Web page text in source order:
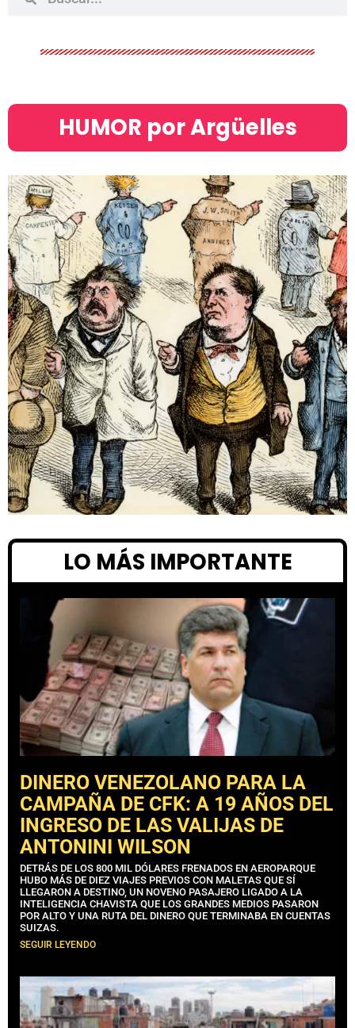
HUMOR por Argüelles​
LO MÁS IMPORTANTE
DINERO VENEZOLANO PARA LA
CAMPAÑA DE CFK: A 19 AÑOS DEL
INGRESO DE LAS VALIJAS DE
ANTONINI WILSON
DETRÁS DE LOS 800 MIL DÓLARES FRENADOS EN AEROPARQUE
HUBO MÁS DE DIEZ VIAJES PREVIOS CON MALETAS QUE SÍ
LLEGARON A DESTINO, UN NOVENO PASAJERO LIGADO A LA
INTELIGENCIA CHAVISTA QUE LOS GRANDES MEDIOS PASARON
POR ALTO Y UNA RUTA DEL DINERO QUE TERMINABA EN CUENTAS
SUIZAS.
SEGUIR LEYENDO